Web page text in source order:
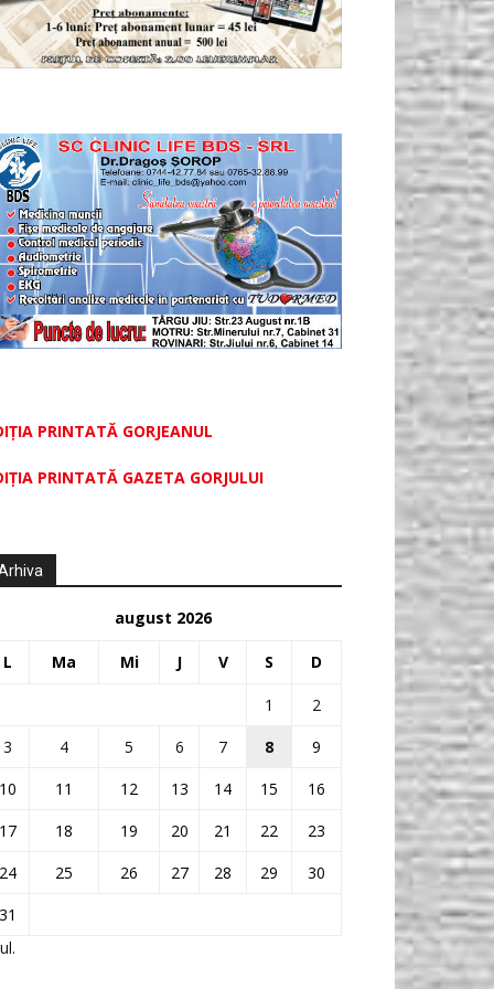
PRINTATĂ GORJEANUL
PRINTATĂ GAZETA GORJULUI
august 2026
L Ma Mi J V S D
1
2
3
4 5 6 7 8
9
11 12 13 14 15
16
18 19 20 21 22
23
25 26 27 28 29
30